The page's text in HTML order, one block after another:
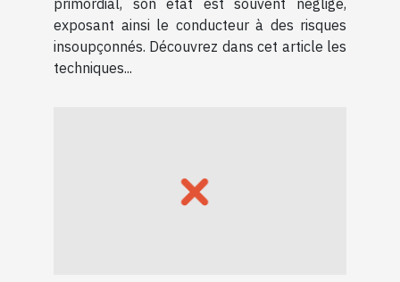
primordial, son état est souvent négligé,
exposant ainsi le conducteur à des risques
insoupçonnés. Découvrez dans cet article les
techniques...